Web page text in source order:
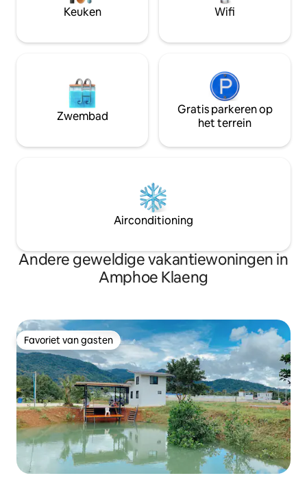
machine * Nabijgelegen restaurants op
loopafstand * Wifi, smart tv
Keuken Wifi
Zwembad
Gratis parkeren op
het terrein
Airconditioning
Andere geweldige vakantiewoningen in
Amphoe Klaeng
Favoriet van gasten
Favoriet van gasten